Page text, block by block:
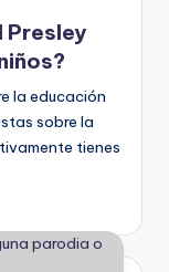
Presley
la educación
sobre la
tienes